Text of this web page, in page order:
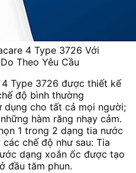
4 Type 3726 Với
Theo Yêu Cầu
Type 3726 được thiết kế
độ bình thường
dụng cho tất cả mọi người;
hàm răng nhạy cảm.
1 trong 2 dạng tia nước
chế độ như sau: Tia
dạng xoắn ốc được tạo
đầu tăm phun.